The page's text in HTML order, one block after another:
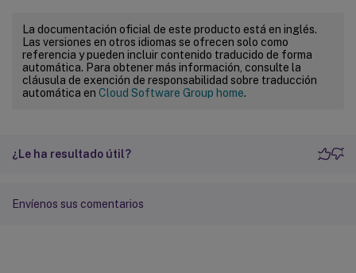
La documentación oficial de este producto está en inglés.
Las versiones en otros idiomas se ofrecen solo como
referencia y pueden incluir contenido traducido de forma
automática. Para obtener más información, consulte la
cláusula de exención de responsabilidad sobre traducción
automática en Cloud Software Group home.
¿Le ha resultado útil?
Envíenos sus comentarios